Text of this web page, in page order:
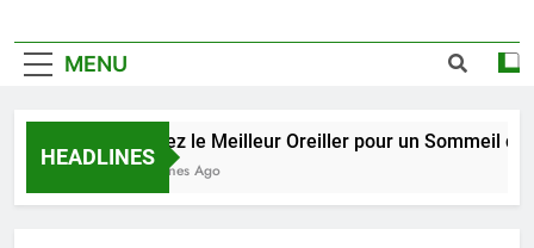
MENU
HEADLINES
Trouvez le Meilleur Oreiller pour un Sommeil de
2 Semaines Ago